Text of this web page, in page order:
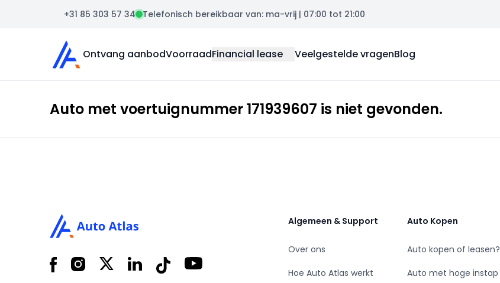
+31 85 303 57 34 Telefonisch bereikbaar van: ma-vrij | 07:00 tot 21:00
Auto Atlas
Ontvang aanbodVoorraadFinancial lease Veelgestelde vragenBlog
Auto met voertuignummer 171939607 is niet gevonden.
FacebookInstagram
X LinkedInTiktok YouTube
Algemeen & Support
Over ons
Hoe Auto Atlas werkt
Auto Kopen
Auto kopen of leasen?
Auto met hoge instap